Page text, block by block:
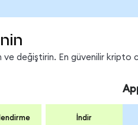
ve değiştirin. En güvenilir kripto
İndir